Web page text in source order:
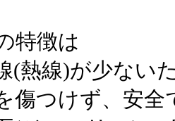
特徴は
(熱線)が少ない
傷つけず、安全